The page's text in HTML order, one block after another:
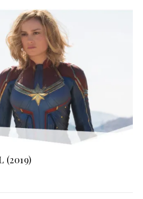
(2019)